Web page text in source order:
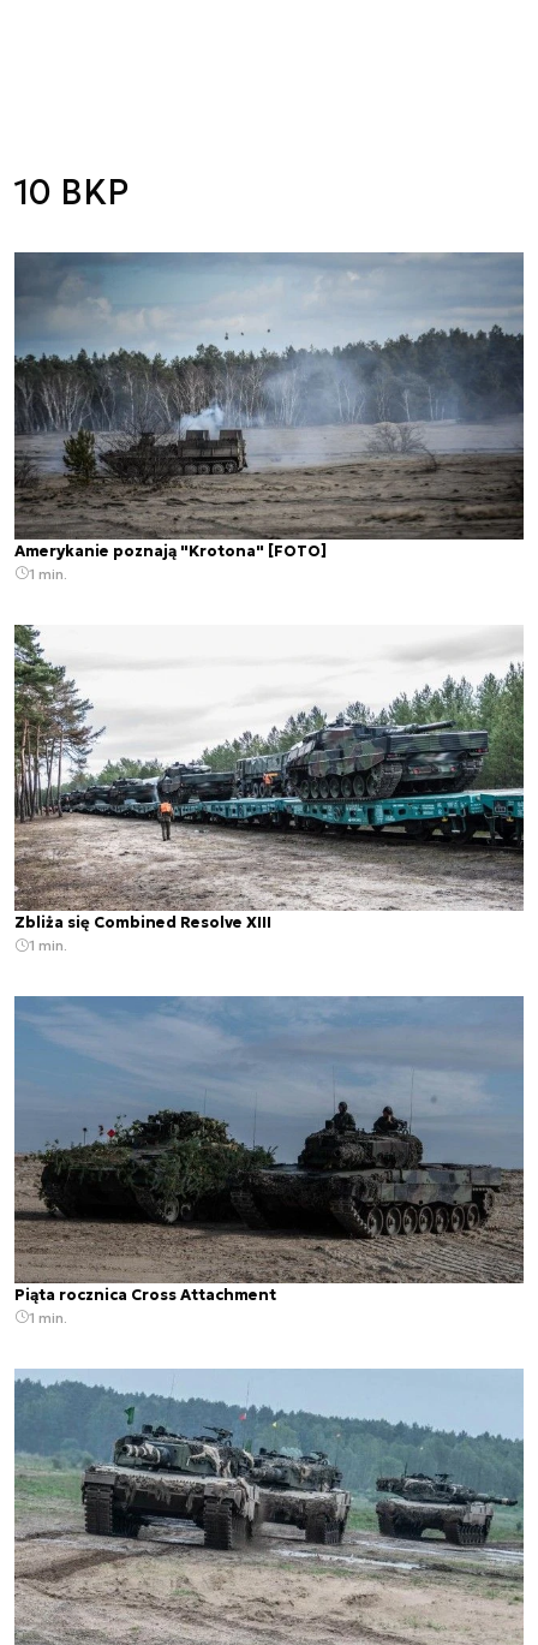
10 BKP
Amerykanie poznają "Krotona" [FOTO]
1 min.
Zbliża się Combined Resolve XIII
1 min.
Piąta rocznica Cross Attachment
1 min.